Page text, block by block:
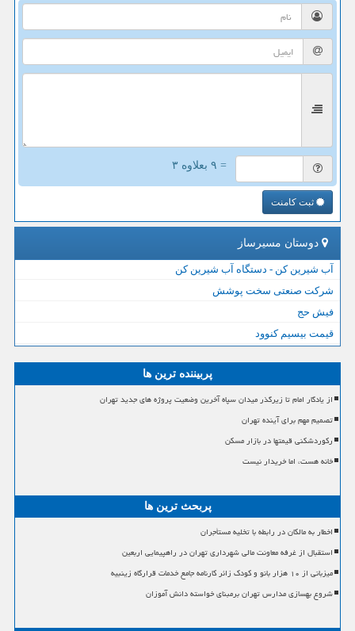
= ۹ بعلاوه ۳
ثبت کامنت
دوستان مسیرساز
آب شیرین کن - دستگاه آب شیرین کن
شرکت صنعتی سخت پوشش
فیش حج
قیمت بیسیم کنوود
پربیننده ترین ها
از یادگار امام تا زیرگذر میدان سپاه آخرین وضعیت پروژه های جدید تهران
تصمیم مهم برای آینده تهران
رکوردشکنی قیمتها در بازار مسکن
خانه هست، اما خریدار نیست
پربحث ترین ها
اخطار به مالکان در رابطه با تخلیه مستأجران
استقبال از غرفه معاونت مالی شهرداری تهران در راهپیمایی اربعین
میزبانی از ۱۰ هزار بانو و کودک زائر کارنامه جامع خدمات قرارگاه زینبیه
شروع بهسازی مدارس تهران برمبنای خواسته دانش آموزان